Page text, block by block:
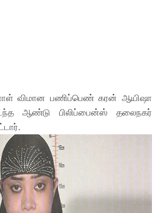
விமான பணிப்பெண் கரன் ஆயிஷா
ஆண்டு பிலிப்பைன்ஸ் தலைநகர்